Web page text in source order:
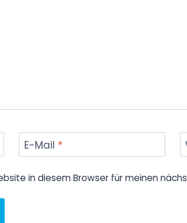
E-Mail *
in diesem Browser für meinen